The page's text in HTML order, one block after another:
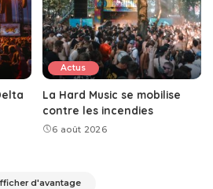
Actus
La Hard Music se mobilise
contre les incendies
6 août 2026
d'avantage